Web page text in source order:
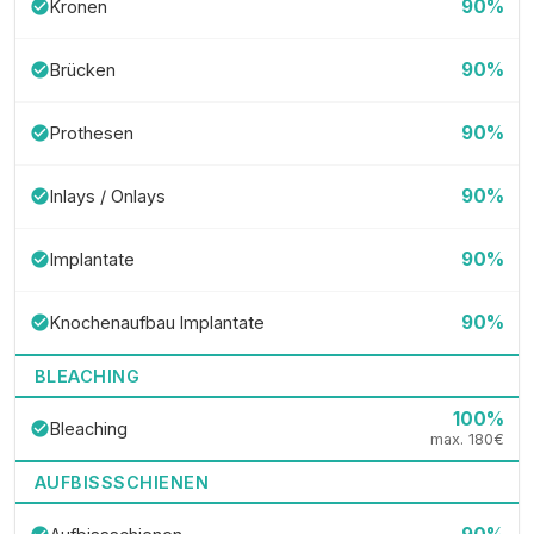
check_circleKronen 90%
check_circleBrücken 90%
check_circleProthesen 90%
check_circleInlays / Onlays 90%
check_circleImplantate 90%
check_circleKnochenaufbau Implantate 90%
BLEACHING
check_circleBleaching 100%
max. 180€
AUFBISSSCHIENEN